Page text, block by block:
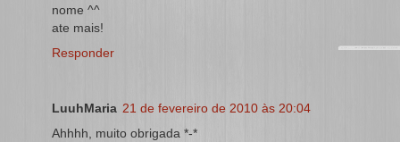
nome ^^
ate mais!
Responder
LuuhMaria 21 de fevereiro de 2010 às 20:04
Ahhhh, muito obrigada *-*